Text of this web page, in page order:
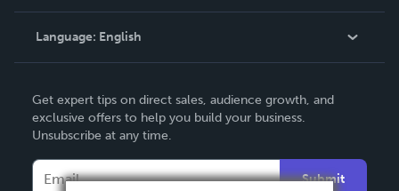
Knowledge Base
Contact Support
Language: English
Deutsch
Français
Italiano
Get expert tips on direct sales, audience growth, and
exclusive offers to help you build your business.
Unsubscribe at any time.
Submit